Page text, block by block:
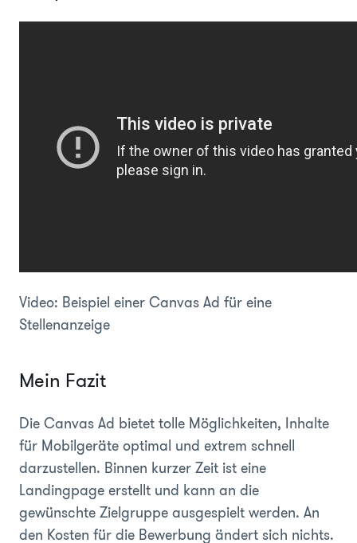
Video: Beispiel einer Canvas Ad für eine
Stellenanzeige
Mein Fazit
Die Canvas Ad bietet tolle Möglichkeiten, Inhalte
für Mobilgeräte optimal und extrem schnell
darzustellen. Binnen kurzer Zeit ist eine
Landingpage erstellt und kann an die
gewünschte Zielgruppe ausgespielt werden. An
den Kosten für die Bewerbung ändert sich nichts.